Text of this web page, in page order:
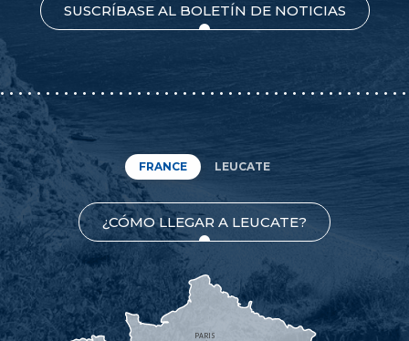
SUSCRÍBASE AL BOLETÍN DE NOTICIAS
FRANCE LEUCATE
¿CÓMO LLEGAR A LEUCATE?
PARIS